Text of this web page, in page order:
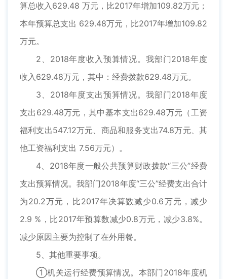
算总收入629.48 万元，比2017年增加109.82万元；
本年预算总支出 629.48万元，比2017年增加109.82
万元。
2、2018年度收入预算情况。我部门2018年度
收入629.48万元，其中：经费拨款629.48万元。
3、2018年度支出预算情况。我部门2018年度
支出629.48万元，其中基本支出629.48万元（工资
福利支出547.12万元、商品和服务支出74.8万元、其
他工资福利支出 7.56万元）。
4、2018年度一般公共预算财政拨款“三公”经费
支出预算情况。我部门2018年度“三公”经费支出合计
为20.2万元，比2017年决算数减少0.6万元，减少
2.9 %，比2017年预算数减少0.8万元，减少3.8%。
减少原因主要为控制了在外用餐。
5、其他重要事项。
①机关运行经费预算情况。本部门2018年度机